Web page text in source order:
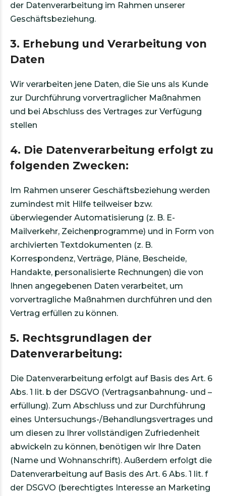
der Datenverarbeitung im Rahmen unserer
Geschäftsbeziehung.
3. Erhebung und Verarbeitung von
Daten
Wir verarbeiten jene Daten, die Sie uns als Kunde
zur Durchführung vorvertraglicher Maßnahmen
und bei Abschluss des Vertrages zur Verfügung
stellen
4. Die Datenverarbeitung erfolgt zu
folgenden Zwecken:
Im Rahmen unserer Geschäftsbeziehung werden
zumindest mit Hilfe teilweiser bzw.
überwiegender Automatisierung (z. B. E-
Mailverkehr, Zeichenprogramme) und in Form von
archivierten Textdokumenten (z. B.
Korrespondenz, Verträge, Pläne, Bescheide,
Handakte, personalisierte Rechnungen) die von
Ihnen angegebenen Daten verarbeitet, um
vorvertragliche Maßnahmen durchführen und den
Vertrag erfüllen zu können.
5. Rechtsgrundlagen der
Datenverarbeitung:
Die Datenverarbeitung erfolgt auf Basis des Art. 6
Abs. 1 lit. b der DSGVO (Vertragsanbahnung- und –
erfüllung). Zum Abschluss und zur Durchführung
eines Untersuchungs-/Behandlungsvertrages und
um diesen zu Ihrer vollständigen Zufriedenheit
abwickeln zu können, benötigen wir Ihre Daten
(Name und Wohnanschrift). Außerdem erfolgt die
Datenverarbeitung auf Basis des Art. 6 Abs. 1 lit. f
der DSGVO (berechtigtes Interesse an Marketing